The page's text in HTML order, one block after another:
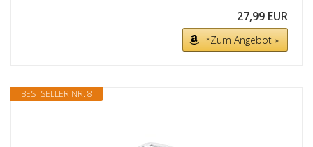
27,99 EUR
*Zum Angebot »
BESTSELLER NR. 8